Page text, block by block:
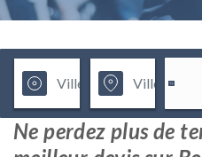
Ne perdez plus de